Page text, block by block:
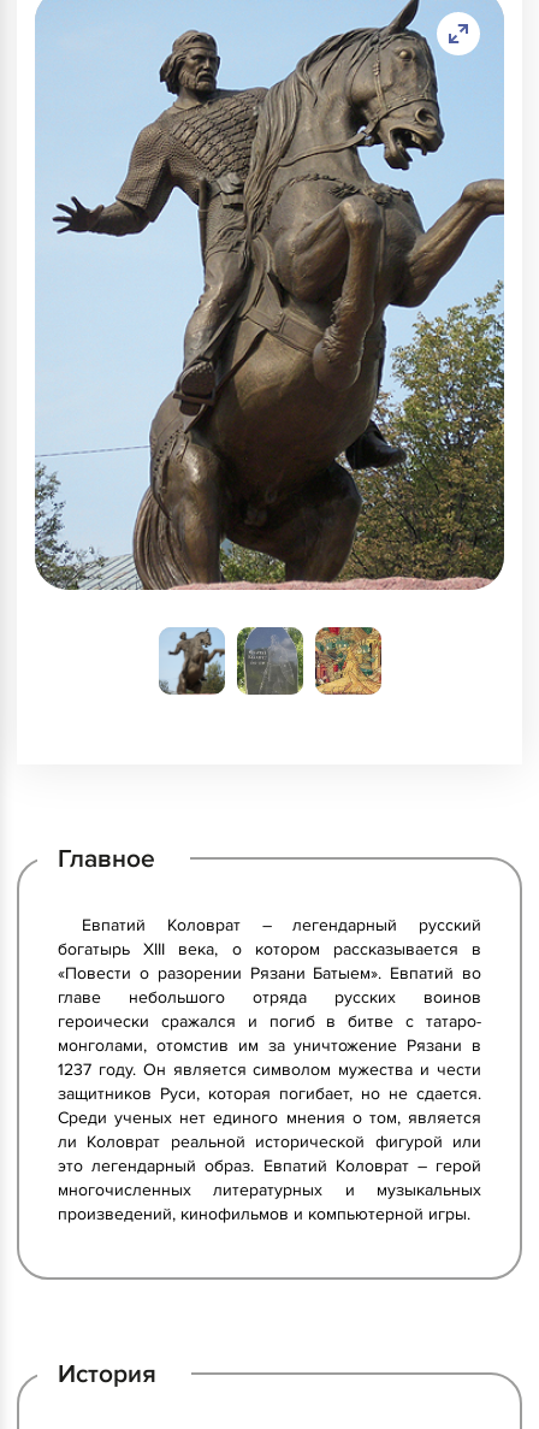
Главное
Евпатий Коловрат – легендарный русский
богатырь XIII века, о котором рассказывается в
«Повести о разорении Рязани Батыем». Евпатий во
главе небольшого отряда русских воинов
героически сражался и погиб в битве с татаро-
монголами, отомстив им за уничтожение Рязани в
1237 году. Он является символом мужества и чести
защитников Руси, которая погибает, но не сдается.
Среди ученых нет единого мнения о том, является
ли Коловрат реальной исторической фигурой или
это легендарный образ. Евпатий Коловрат – герой
многочисленных литературных и музыкальных
произведений, кинофильмов и компьютерной игры.
История